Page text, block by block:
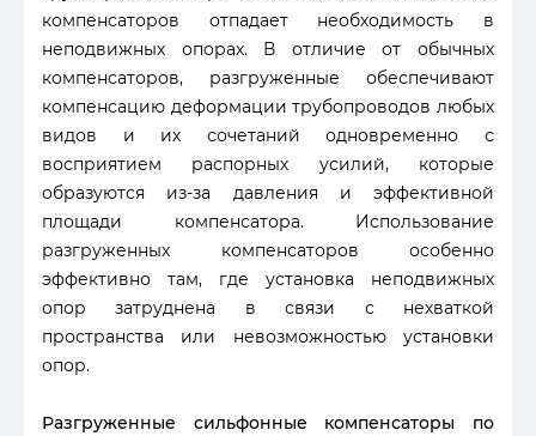
компенсаторов отпадает необходимость в
неподвижных опорах. В отличие от обычных
компенсаторов, разгруженные обеспечивают
компенсацию деформации трубопроводов любых
видов и их сочетаний одновременно с
восприятием распорных усилий, которые
образуются из-за давления и эффективной
площади компенсатора. Использование
разгруженных компенсаторов особенно
эффективно там, где установка неподвижных
опор затруднена в связи с нехваткой
пространства или невозможностью установки
опор.
Разгруженные сильфонные компенсаторы по